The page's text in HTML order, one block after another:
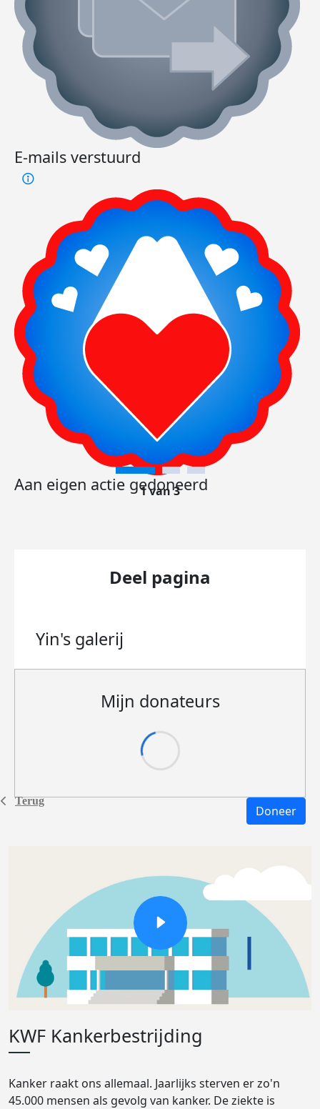
Terug
E-mails verstuurd
Aan eigen actie gedoneerd
1 van 3
Deel pagina
Yin's galerij
Mijn donateurs
Doneer
KWF Kankerbestrijding
Kanker raakt ons allemaal. Jaarlijks sterven er zo'n
45.000 mensen als gevolg van kanker. De ziekte is